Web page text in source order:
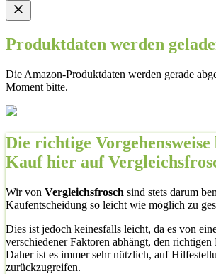
Produktdaten werden
Die Amazon-Produktdaten werden gerade
Moment bitte.
Die richtige Vorgehensweise
Kauf hier auf
Wir von Vergleichsfrosch sind stets darum
Kaufentscheidung so leicht wie möglich zu
Dies ist jedoch keinesfalls leicht, da es von
verschiedener Faktoren abhängt, den
Daher ist es immer sehr nützlich, auf
zurückzugreifen.